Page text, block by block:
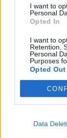
I want to
Personal
Opted In
I want to
Retention,
Personal
Purposes
Opted Out
Data